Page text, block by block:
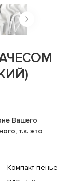
Вашего
т.к. это
Компакт пенье